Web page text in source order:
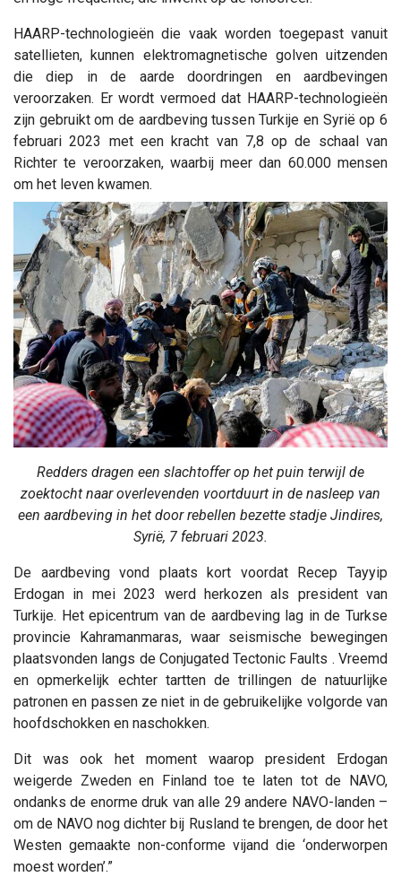
HAARP-technologieën die vaak worden toegepast vanuit
satellieten, kunnen elektromagnetische golven uitzenden
die diep in de aarde doordringen en aardbevingen
veroorzaken. Er wordt vermoed dat HAARP-technologieën
zijn gebruikt om de aardbeving tussen Turkije en Syrië op 6
februari 2023 met een kracht van 7,8 op de schaal van
Richter te veroorzaken, waarbij meer dan 60.000 mensen
om het leven kwamen.
Redders dragen een slachtoffer op het puin terwijl de
zoektocht naar overlevenden voortduurt in de nasleep van
een aardbeving in het door rebellen bezette stadje Jindires,
Syrië, 7 februari 2023.
De aardbeving vond plaats kort voordat Recep Tayyip
Erdogan in mei 2023 werd herkozen als president van
Turkije. Het epicentrum van de aardbeving lag in de Turkse
provincie Kahramanmaras, waar seismische bewegingen
plaatsvonden langs de Conjugated Tectonic Faults . Vreemd
en opmerkelijk echter tartten de trillingen de natuurlijke
patronen en passen ze niet in de gebruikelijke volgorde van
hoofdschokken en naschokken.
Dit was ook het moment waarop president Erdogan
weigerde Zweden en Finland toe te laten tot de NAVO,
ondanks de enorme druk van alle 29 andere NAVO-landen –
om de NAVO nog dichter bij Rusland te brengen, de door het
Westen gemaakte non-conforme vijand die ‘onderworpen
moest worden’.”